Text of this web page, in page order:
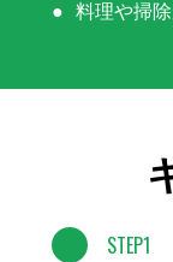
料理や掃
STEP1